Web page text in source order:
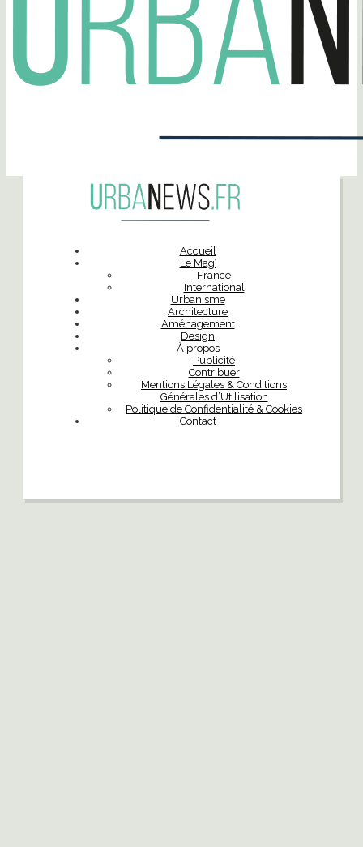
Accueil
Le Mag’
France
International
Urbanisme
Architecture
Aménagement
Design
À propos
Publicité
Contribuer
Mentions Légales & Conditions
Générales d’Utilisation
Politique de Confidentialité & Cookies
Contact